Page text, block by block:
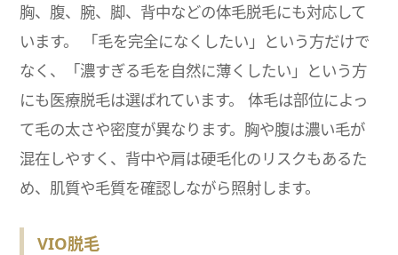
胸、腹、腕、脚、背中などの体毛脱毛にも対応して
います。 「毛を完全になくしたい」という方だけで
なく、「濃すぎる毛を自然に薄くしたい」という方
にも医療脱毛は選ばれています。 体毛は部位によっ
て毛の太さや密度が異なります。胸や腹は濃い毛が
混在しやすく、背中や肩は硬毛化のリスクもあるた
め、肌質や毛質を確認しながら照射します。
VIO脱毛